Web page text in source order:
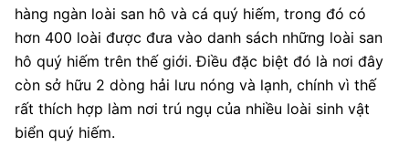
hàng ngàn loài san hô và cá quý hiếm, trong đó có
hơn 400 loài được đưa vào danh sách những loài san
hô quý hiếm trên thế giới. Điều đặc biệt đó là nơi đây
còn sở hữu 2 dòng hải lưu nóng và lạnh, chính vì thế
rất thích hợp làm nơi trú ngụ của nhiều loài sinh vật
biển quý hiếm.